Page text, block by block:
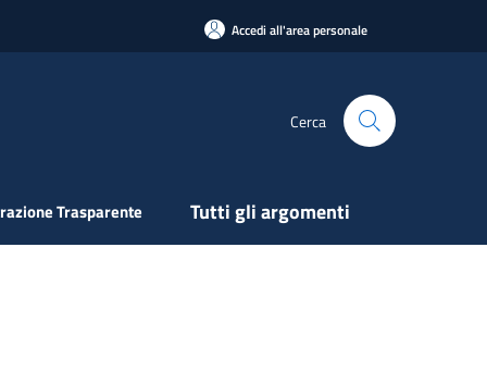
Accedi all'area personale
Cerca
Trasparente Tutti gli argomenti